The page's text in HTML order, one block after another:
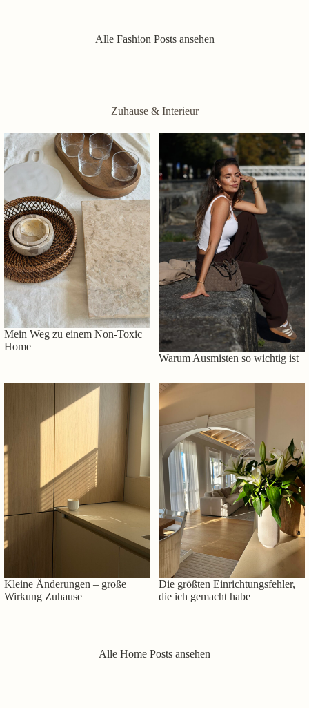
Alle Fashion Posts ansehen
Zuhause & Interieur
Mein Weg zu einem Non-Toxic
Home
Warum Ausmisten so wichtig ist
Kleine Änderungen – große
Wirkung Zuhause
Die größten Einrichtungsfehler,
die ich gemacht habe
Alle Home Posts ansehen